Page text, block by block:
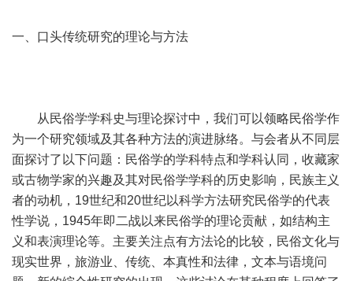
一、口头传统研究的理论与方法
从民俗学学科史与理论探讨中，我们可以领略民俗学作
为一个研究领域及其各种方法的演进脉络。与会者从不同层
面探讨了以下问题：民俗学的学科特点和学科认同，收藏家
或古物学家的兴趣及其对民俗学学科的历史影响，民族主义
者的动机，19世纪和20世纪以科学方法研究民俗学的代表
性学说，1945年即二战以来民俗学的理论贡献，如结构主
义和表演理论等。主要关注点有方法论的比较，民俗文化与
现实世界，旅游业、传统、本真性和法律，文本与语境问